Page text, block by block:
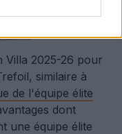
Villa 2025-26 pour
similaire à
de l'équipe élite
dont
une équipe élite